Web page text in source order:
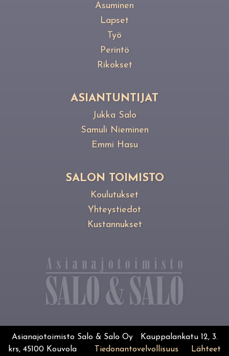
Asuminen
Lapset
Työ
Perintö
Rikokset
ASIANTUNTIJAT
Jukka Salo
Samuli Nieminen
Emmi Hasu
SALON TOIMISTO
Koulutukset
Yhteystiedot
Kustannukset
Asianajotoimisto Salo & Salo Oy Kauppalankatu 12, 3.
krs, 45100 Kouvola
Tiedonantovelvollisuus Lähteet